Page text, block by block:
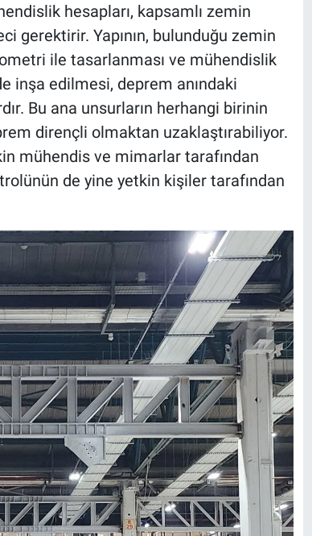
hesapları, kapsamlı zemin
gerektirir. Yapının, bulunduğu zemin
ile tasarlanması ve mühendislik
inşa edilmesi, deprem anındaki
Bu ana unsurların herhangi birinin
dirençli olmaktan uzaklaştırabiliyor.
mühendis ve mimarlar tarafından
de yine yetkin kişiler tarafından